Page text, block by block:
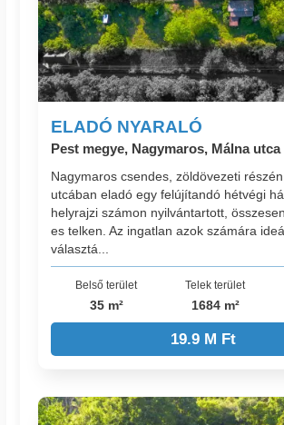
ELADÓ NYARALÓ
Pest megye, Nagymaros, Málna utca
Nagymaros csendes, zöldövezeti
utcában eladó egy felújítandó hétvégi
helyrajzi számon nyilvántartott,
es telken. Az ingatlan azok számára
választá...
Belső terület
35 m²
Telek terület
1684 m²
19.9 M Ft